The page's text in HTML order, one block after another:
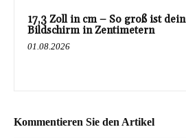
17,3 Zoll in cm – So groß ist dein
Bildschirm in Zentimetern
01.08.2026
Kommentieren Sie den Artikel